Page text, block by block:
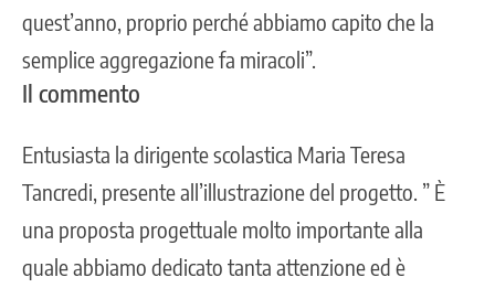
quest’anno, proprio perché abbiamo capito che la
semplice aggregazione fa miracoli”.
Il commento
Entusiasta la dirigente scolastica Maria Teresa
Tancredi, presente all’illustrazione del progetto. ” È
una proposta progettuale molto importante alla
quale abbiamo dedicato tanta attenzione ed è